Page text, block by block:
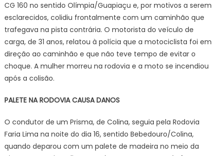
CG 160 no sentido Olímpia/Guapiaçu e, por motivos a serem
esclarecidos, colidiu frontalmente com um caminhão que
trafegava na pista contrária. O motorista do veículo de
carga, de 31 anos, relatou à polícia que a motociclista foi em
direção ao caminhão e que não teve tempo de evitar o
choque. A mulher morreu na rodovia e a moto se incendiou
após a colisão.
PALETE NA RODOVIA CAUSA DANOS
O condutor de um Prisma, de Colina, seguia pela Rodovia
Faria Lima na noite do dia 16, sentido Bebedouro/Colina,
quando deparou com um palete de madeira no meio da